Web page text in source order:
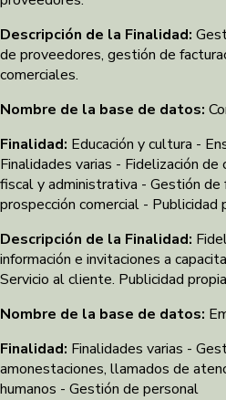
Descripción de la Finalidad:
de proveedores, gestión de
comerciales.
Nombre de la base de datos:
Finalidad: Educación y cultura -
Finalidades varias - Fidelización
fiscal y administrativa - Gestión de
prospección comercial - Publicidad
Descripción de la Finalidad:
información e invitaciones a
Servicio al cliente. Publicidad
Nombre de la base de datos:
Finalidad: Finalidades varias -
amonestaciones, llamados de
humanos - Gestión de personal